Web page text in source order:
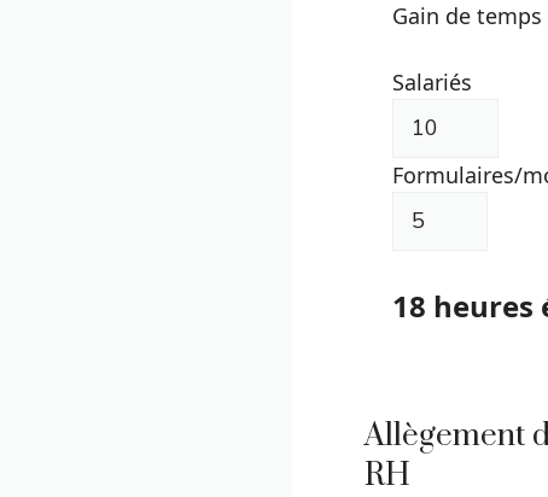
Gain de
Salariés
Formulaires/
18 heures
Allègement
RH